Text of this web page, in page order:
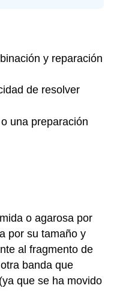
y reparación
de resolver
una preparación
o agarosa por
por su tamaño y
al fragmento de
banda que
que se ha movido